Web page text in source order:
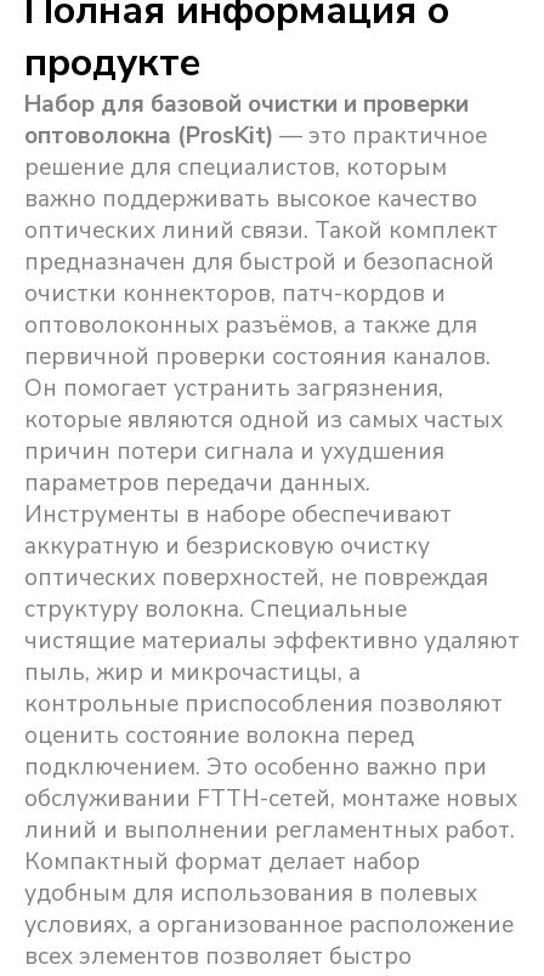
продукте
Набор для базовой очистки и проверки
оптоволокна (ProsKit) — это практичное
решение для специалистов, которым
важно поддерживать высокое качество
оптических линий связи. Такой комплект
предназначен для быстрой и безопасной
очистки коннекторов, патч-кордов и
оптоволоконных разъёмов, а также для
первичной проверки состояния каналов.
Он помогает устранить загрязнения,
которые являются одной из самых частых
причин потери сигнала и ухудшения
параметров передачи данных.
Инструменты в наборе обеспечивают
аккуратную и безрисковую очистку
оптических поверхностей, не повреждая
структуру волокна. Специальные
чистящие материалы эффективно удаляют
пыль, жир и микрочастицы, а
контрольные приспособления позволяют
оценить состояние волокна перед
подключением. Это особенно важно при
обслуживании FTTH-сетей, монтаже новых
линий и выполнении регламентных работ.
Компактный формат делает набор
удобным для использования в полевых
условиях, а организованное расположение
всех элементов позволяет быстро